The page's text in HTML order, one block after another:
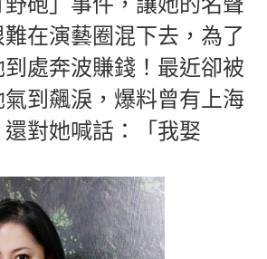
砲」事件，讓她的名聲
在演藝圈混下去，為了
處奔波賺錢！最近卻被
到飆淚，爆料曾有上海
對她喊話：「我娶